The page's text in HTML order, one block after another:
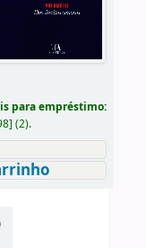
para empréstimo:
] (2).